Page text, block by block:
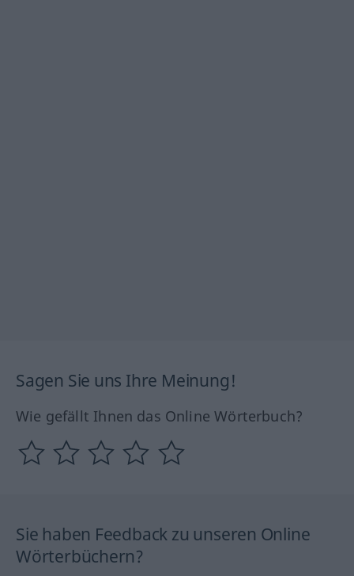
Sagen Sie uns Ihre Meinung!
Wie gefällt Ihnen das Online Wörterbuch?
Sie haben Feedback zu unseren Online
Wörterbüchern?